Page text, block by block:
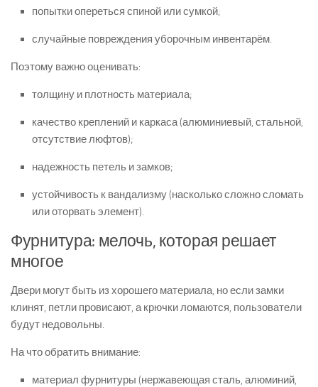
попытки опереться спиной или сумкой;
случайные повреждения уборочным инвентарём.
Поэтому важно оценивать:
толщину и плотность материала;
качество креплений и каркаса (алюминиевый, стальной,
отсутствие люфтов);
надежность петель и замков;
устойчивость к вандализму (насколько сложно сломать
или оторвать элемент).
Фурнитура: мелочь, которая решает
многое
Двери могут быть из хорошего материала, но если замки
клинят, петли провисают, а крючки ломаются, пользователи
будут недовольны.
На что обратить внимание:
материал фурнитуры (нержавеющая сталь, алюминий,